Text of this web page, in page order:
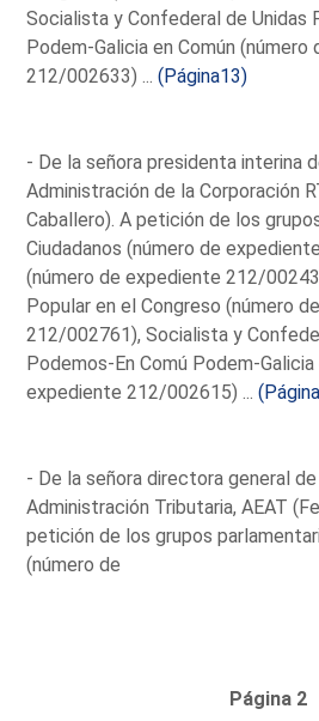
Socialista y Confederal de Unidas
Podem-Galicia en Común (número
212/002633) ...(Página13)
- De la señora presidenta interina
Administración de la Corporación
Caballero). A petición de los
Ciudadanos (número de
(número de expediente 212/
Popular en el Congreso (número
212/002761), Socialista y
Podemos-En Comú Podem-
expediente 212/002615) ...
- De la señora directora general
Administración Tributaria, AEAT
petición de los grupos
(número de
Página 2